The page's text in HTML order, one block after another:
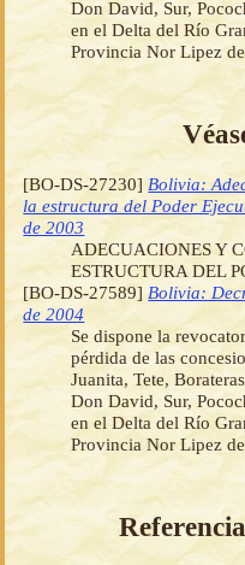
Don David, Sur,
en el Delta del Río
Provincia Nor Lipez
[BO-DS-27230] Bolivia:
la estructura del Poder
de 2003
ADECUACIONES Y
ESTRUCTURA DEL
[BO-DS-27589]Bolivia:
de 2004
Se dispone la
pérdida de las
Juanita, Tete,
Don David, Sur,
en el Delta del Río
Provincia Nor Lipez